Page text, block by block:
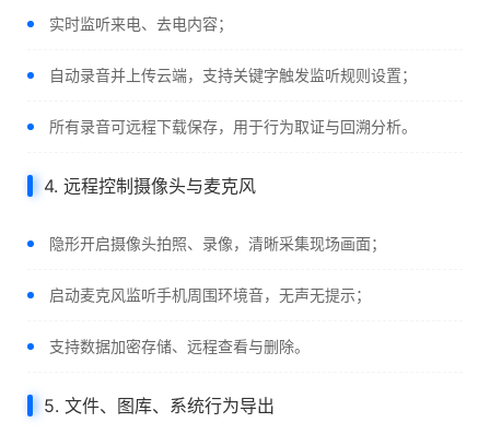
实时监听来电、去电内容；
自动录音并上传云端，支持关键字触发监听规则设置；
所有录音可远程下载保存，用于行为取证与回溯分析。
4. 远程控制摄像头与麦克风
隐形开启摄像头拍照、录像，清晰采集现场画面；
启动麦克风监听手机周围环境音，无声无提示；
支持数据加密存储、远程查看与删除。
5. 文件、图库、系统行为导出